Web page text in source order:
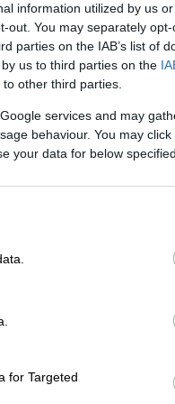
information utilized by us
out. You may separately
parties on the IAB’s list of
us to third parties on the
other third parties.
services and may
behaviour. You may
your data for below
for Targeted
στην
τους.
και
και
να χορεύω,
του